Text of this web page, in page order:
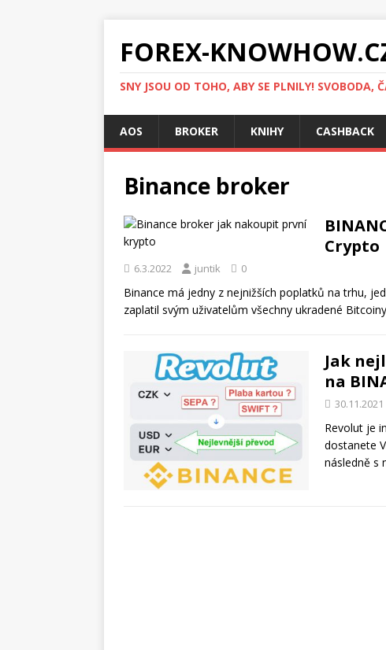
FOREX-
SNY JSOU OD TOHO, ABY SE PLNILY! SVOBODA,
AOS BROKER KNIHY CASHBACK
Binance broker
Crypto
6.3.2022 juntik 0
Binance má jedny z nejnižších poplatků na trhu,
zaplatil svým uživatelům všechny ukradené
Jak
na
30.11.2021
Revolut je
dostanete
následně s